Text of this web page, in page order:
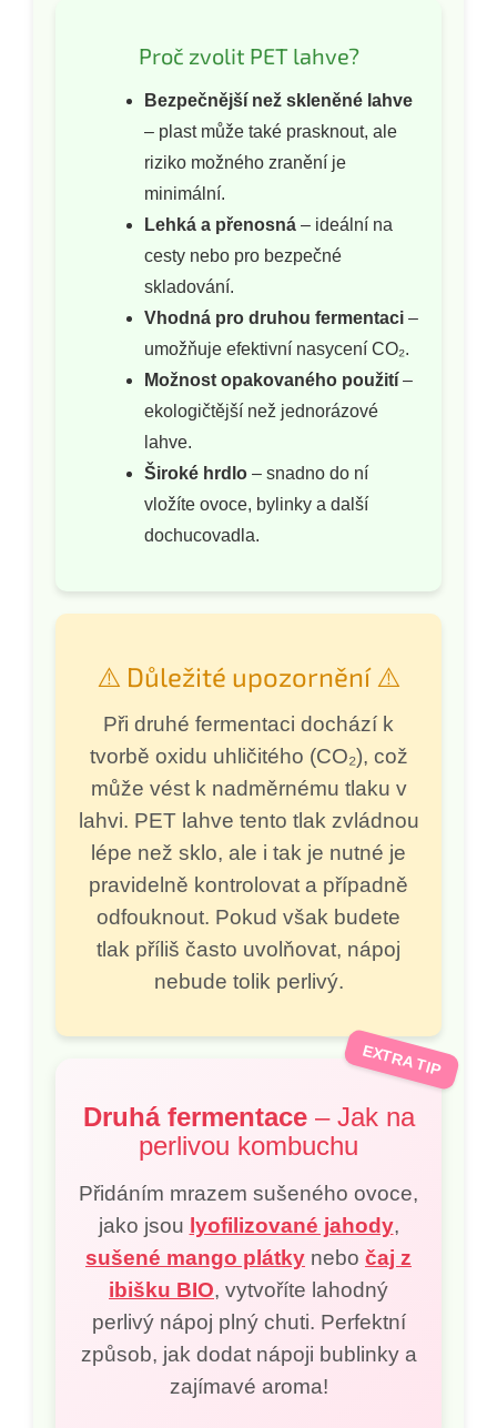
Proč zvolit PET lahve?
Bezpečnější než skleněné lahve
– plast může také prasknout, ale
riziko možného zranění je
minimální.
Lehká a přenosná – ideální na
cesty nebo pro bezpečné
skladování.
Vhodná pro druhou fermentaci –
umožňuje efektivní nasycení CO₂.
Možnost opakovaného použití –
ekologičtější než jednorázové
lahve.
Široké hrdlo – snadno do ní
vložíte ovoce, bylinky a další
dochucovadla.
⚠️ Důležité upozornění ⚠️
Při druhé fermentaci dochází k
tvorbě oxidu uhličitého (CO₂), což
může vést k nadměrnému tlaku v
lahvi. PET lahve tento tlak zvládnou
lépe než sklo, ale i tak je nutné je
pravidelně kontrolovat a případně
odfouknout. Pokud však budete
tlak příliš často uvolňovat, nápoj
nebude tolik perlivý.
EXTRA TIP
Druhá fermentace – Jak na
perlivou kombuchu
Přidáním mrazem sušeného ovoce,
jako jsou lyofilizované jahody,
sušené mango plátky nebo čaj z
ibišku BIO, vytvoříte lahodný
perlivý nápoj plný chuti. Perfektní
způsob, jak dodat nápoji bublinky a
zajímavé aroma!